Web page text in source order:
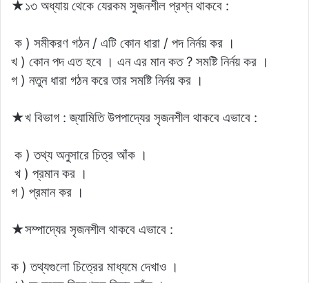
★১৩ অধ্যায় থেকে যেরকম সুজনশীল প্রশ্ন থাকবে :
ক ) সমীকরণ গঠন / এটি কোন ধারা / পদ নির্নয় কর ।
খ ) কোন পদ এত হবে । এন এর মান কত ? সমষ্টি নির্নয় কর ।
গ ) নতুন ধারা গঠন করে তার সমষ্টি নির্নয় কর ।
★খ বিভাগ : জ্যামিতি উপপাদ্যের সৃজনশীল থাকবে এভাবে :
ক ) তথ্য অনুসারে চিত্র আঁক ।
খ ) প্রমান কর ।
গ ) প্রমান কর ।
★সম্পাদ্যের সৃজনশীল থাকবে এভাবে :
ক ) তথ্যগুলাে চিত্রের মাধ্যমে দেখাও ।